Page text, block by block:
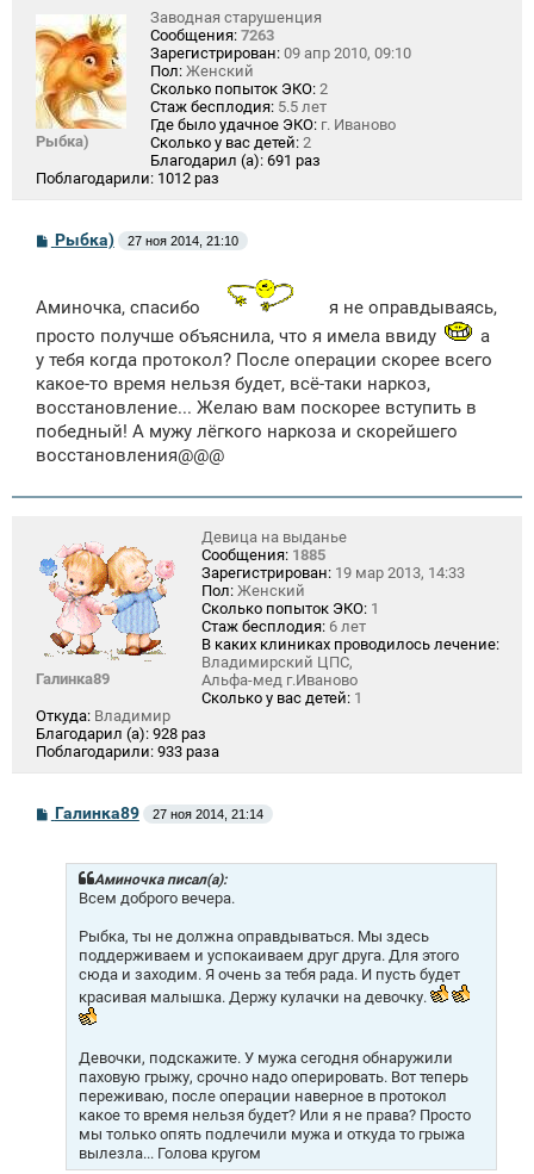
Рыбка)
Заводная старушенция
Сообщения: 7263
Зарегистрирован: 09 апр 2010, 09:10
Пол: Женский
Сколько попыток ЭКО: 2
Стаж бесплодия: 5.5 лет
Где было удачное ЭКО: г. Иваново
Сколько у вас детей: 2
Благодарил (а): 691 раз
Поблагодарили: 1012 раз
С
щ
н
и
е
Рыбка) 27 ноя 2014, 21:10
Аминочка, спасибо
я не оправдываясь,
просто получше объяснила, что я имела ввиду
а
у тебя когда протокол? После операции скорее всего
какое-то время нельзя будет, всё-таки наркоз,
восстановление... Желаю вам поскорее вступить в
победный! А мужу лёгкого наркоза и скорейшего
восстановления@@@
Галинка89
Девица на выданье
Сообщения: 1885
Зарегистрирован: 19 мар 2013, 14:33
Пол: Женский
Сколько попыток ЭКО: 1
Стаж бесплодия: 6 лет
В каких клиниках проводилось лечение:
Владимирский ЦПС,
Альфа-мед г.Иваново
Сколько у вас детей: 1
Откуда: Владимир
Благодарил (а): 928 раз
Поблагодарили: 933 раза
СГалинка89 27 ноя 2014, 21:14
Аминочка писал(а):
Всем доброго вечера.
Рыбка, ты не должна оправдываться. Мы здесь
поддерживаем и успокаиваем друг друга. Для этого
сюда и заходим. Я очень за тебя рада. И пусть будет
красивая малышка. Держу кулачки на девочку.
Девочки, подскажите. У мужа сегодня обнаружили
паховую грыжу, срочно надо оперировать. Вот теперь
переживаю, после операции наверное в протокол
какое то время нельзя будет? Или я не права? Просто
мы только опять подлечили мужа и откуда то грыжа
вылезла... Голова кругом